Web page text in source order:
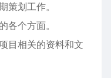
划工作。
个方面。
目相关的资料和文